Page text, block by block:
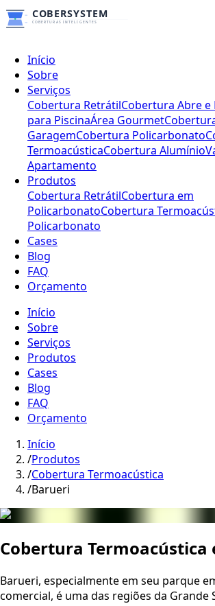
Início
Sobre
Serviços
Cobertura RetrátilCobertura Abre e
para PiscinaÁrea Gourmet
GaragemCobertura Policarbonato
TermoacústicaCobertura Alumínio
Apartamento
Produtos
Cobertura RetrátilCobertura em
PolicarbonatoCobertura
Policarbonato
Cases
Blog
FAQ
Orçamento
Início
Sobre
Serviços
Produtos
Cases
Blog
FAQ
Orçamento
Início
/Produtos
/Cobertura Termoacústica
/Barueri
Cobertura Termoacústica
Barueri, especialmente em seu parque
comercial, é uma das regiões da Grande